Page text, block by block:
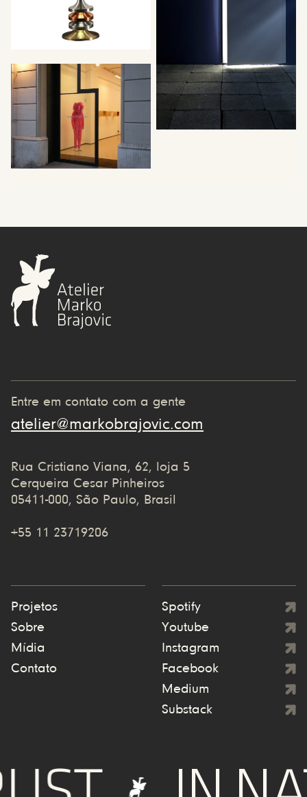
Entre em contato com a gente
atelier@markobrajovic.com
Rua Cristiano Viana, 62, loja 5
Cerqueira Cesar Pinheiros
05411-000, São Paulo, Brasil
+55 11 23719206
Projetos
Sobre
Mídia
Contato
Spotify
Youtube
Instagram
Facebook
Medium
Substack